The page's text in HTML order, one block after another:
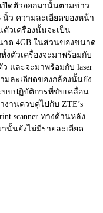
เปิดตัวออกมานั้นตามข่าว
ว ความละเอียดของหน้า
ตัวเครื่องนั้นจะเป็น
นาด 4GB ในส่วนของขนาด
งตัวเครื่องจะมาพร้อมกับ
ว และจะมาพร้อมกับ laser
มละเอียดของกล้องนั้นยัง
บบปฏิบัติการที่ขับเคลื่อน
งานควบคู่ไปกับ ZTE’s
scanner ทางด้านหลัง
นั้นยังไม่มีรายละเอียด